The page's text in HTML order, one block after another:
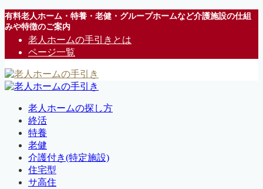
有料老人ホーム・特養・老健・グループホームなど介護施設の仕組
みや特徴のご案内
老人ホームの手引きとは
ページ一覧
老人ホームの探し方
終活
特養
老健
介護付き(特定施設)
住宅型
サ高住